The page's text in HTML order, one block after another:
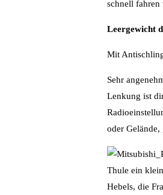
schnell
Leergewicht
Mit
Sehr
Lenkung ist
oder
Thule ein
Hebels, die